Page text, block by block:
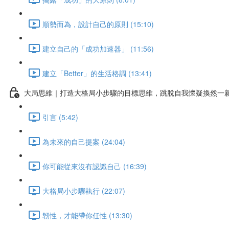
順勢而為，設計自己的原則 (15:10)
建立自己的「成功加速器」 (11:56)
建立「Better」的生活格調 (13:41)
大局思維｜打造大格局小步驟的目標思維，跳脫自我懷疑換然一
引言 (5:42)
為未來的自己提案 (24:04)
你可能從來沒有認識自己 (16:39)
大格局小步驟執行 (22:07)
韌性，才能帶你任性 (13:30)